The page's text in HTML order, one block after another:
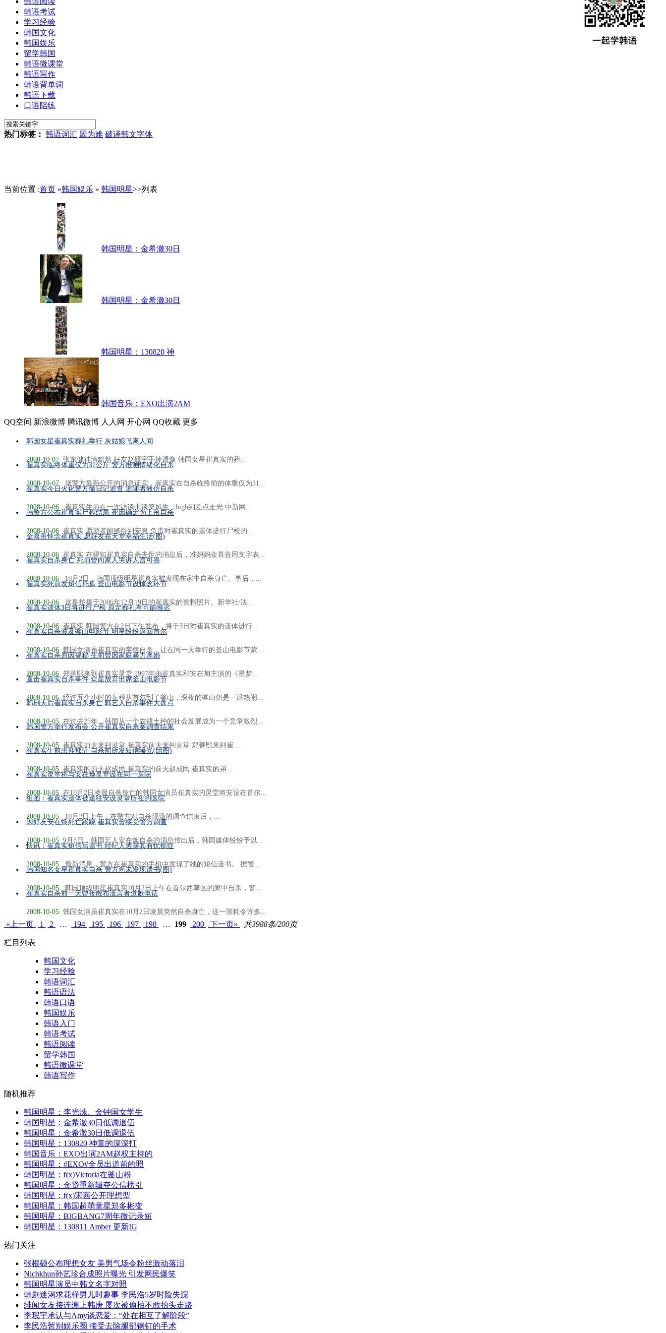
韩语考试
学习经验
韩国文化
韩国娱乐
留学韩国
韩语微课堂
韩语写作
韩语背单词
韩语下载
口语陪练
热门标签： 韩语词汇 因为难 破译韩文字体
当前位置 :首页 »韩国娱乐 » 韩国明星>>列表
韩国明星：金希澈30日
韩国明星：金希澈30日
韩国明星：130820 神
韩国音乐：EXO出演2AM
QQ空间 新浪微博 腾讯微博 人人网 开心网 QQ收藏 更多
韩国女星崔真实葬礼举行 灰姑娘飞离人间
2008-10-07 张东健神情黯然 好友赵研宇手捧遗像 韩国女星崔真实的葬...
崔真实临终体重仅为31公斤 警方推测情绪化自杀
2008-10-07 据警方最新公开的消息证实，崔真实在自杀临终前的体重仅为31...
崔真实今日火化警方循日记追查 追随者效仿自杀
2008-10-06 崔真实生前在一次访谈中谈笑风生，high到差点走光 中新网...
韩警方公布崔真实尸检结果 死因确定为上吊自杀
2008-10-06 崔真实 愿逝者能够得到安息 负责对崔真实的遗体进行尸检的...
金喜善悼念崔真实 愿好友在天堂幸福生活(图)
2008-10-06 崔真实 在得知崔真实自杀去世的消息后，准妈妈金喜善用文字表...
崔真实自杀身亡 死前曾向家人哭诉人言可畏
2008-10-06 10月2日，韩国顶级明星崔真实被发现在家中自杀身亡。事后，...
崔真实死前发短信托孤 釜山电影节设悼念环节
2008-10-06 这是拍摄于2006年12月19日的崔真实的资料照片。新华社/法...
崔真实遗体3日将进行尸检 原定葬礼有可能推迟
2008-10-06 崔真实 韩国警方在2日下午发布，将于3日对崔真实的遗体进行...
崔真实自杀波及釜山电影节 明星纷纷返回首尔
2008-10-06 韩国女演员崔真实的突然自杀，让在同一天举行的釜山电影节蒙...
崔真实自杀原因揭秘 生前曾因家庭暴力离婚
2008-10-06 郑善熙来到崔真实灵堂 1997年由崔真实和安在旭主演的《星梦...
直击崔真实自杀事件 众星放弃出席釜山电影节
2008-10-06 经过五个小时的车程从首尔到了釜山，深夜的釜山仍是一派热闹...
韩剧天后崔真实自杀身亡 韩艺人自杀事件大盘点
2008-10-05 在过去25年，韩国从一个农耕土种的社会发展成为一个竞争激烈...
韩国警方举行发布会 公开崔真实自杀案调查结果
2008-10-05 崔真实前夫来到灵堂 崔真实前夫来到灵堂 郑善熙来到崔...
崔真实生前患抑郁症 自杀前所发短信曝光(组图)
2008-10-05 崔真实的前夫赵成民 崔真实的前夫赵成民 崔真实的弟...
崔真实灵堂将与安在焕灵堂设在同一医院
2008-10-05 在10月2日凌晨自杀身亡的韩国女演员崔真实的灵堂将安设在首尔...
组图：崔真实遗体被送往安设灵堂所在的医院
2008-10-05 10月2日上午，在警方对自杀现场的调查结束后，...
因好友安在焕死亡蹊跷 崔真实曾接受警方调查
2008-10-05 9月8日，韩国艺人安在焕自杀的消息传出后，韩国媒体纷纷予以...
快讯：崔真实短信写遗书 经纪人透露其有忧郁症
2008-10-05 最新消息，警方在崔真实的手机中发现了她的短信遗书。 据警...
韩国知名女星崔真实自杀 警方尚未发现遗书(图)
2008-10-05 韩国顶级明星崔真实10月2日上午在首尔西草区的家中自杀，警...
崔真实自杀前一天曾接散布流言者道歉电话
2008-10-05 韩国女演员崔真实在10月2日凌晨突然自杀身亡，这一噩耗令许多...
«上一页 1 2 … 194 195 196 197 198 … 199 200 下一页» 共3988条/200页
栏目列表
韩国文化
学习经验
韩语词汇
韩语语法
韩语口语
韩国娱乐
韩语入门
韩语考试
韩语阅读
留学韩国
韩语微课堂
韩语写作
随机推荐
韩国明星：李光洙、金钟国女学生
韩国明星：金希澈30日低调退伍
韩国明星：金希澈30日低调退伍
韩国明星：130820 神童的深深打
韩国音乐：EXO出演2AM赵权主持的
韩国明星：#EXO#全员出道前的照
韩国明星：f(x)Victoria在釜山粉
韩国明星：金贤重新辑夺公信榜引
韩国明星：f(x)宋茜公开理想型
韩国明星：韩国超萌童星郑多彬变
韩国明星：BIGBANG7周年微记录短
韩国明星：130811 Amber 更新IG
热门关注
张根硕公布理想女友 美男气场令粉丝激动落泪
Nichkhun孙艺珍合成照片曝光 引发网民爆笑
韩国明星演员中韩文名字对照
韩剧迷渴求花样男儿时趣事 李民浩5岁时险失踪
绯闻女友接连缠上韩庚 屡次被偷拍不敢抬头走路
李珉宇承认与Amy谈恋爱：“处在相互了解阶段”
李民浩暂别娱乐圈 接受去除腿部钢钉的手术